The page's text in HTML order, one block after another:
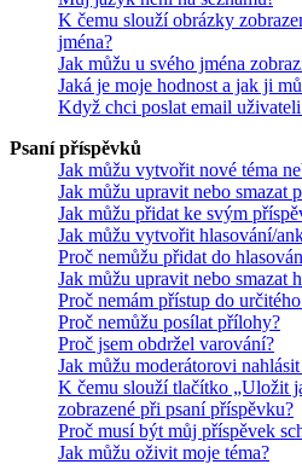
K čemu slouží obrázky
jména?
Jak můžu u svého jména
Jaká je moje hodnost a jak ji
Když chci poslat email
Psaní příspěvků
Jak můžu vytvořit nové téma
Jak můžu upravit nebo smazat
Jak můžu přidat ke svým
Jak můžu vytvořit hlasování/
Proč nemůžu přidat do
Jak můžu upravit nebo smazat
Proč nemám přístup do
Proč nemůžu posílat přílohy?
Proč jsem obdržel varování?
Jak můžu moderátorovi
K čemu slouží tlačítko „Uložit
zobrazené při psaní příspěvku?
Proč musí být můj příspěvek
Jak můžu oživit moje téma?